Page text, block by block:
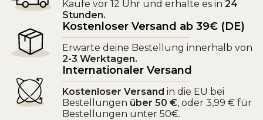
Kaufe vor 12 Uhr und erhalte es in 24
Stunden.
Kostenloser Versand ab 39€ (DE)
Erwarte deine Bestellung innerhalb von
2-3 Werktagen.
Internationaler Versand
Kostenloser Versand in die EU bei
Bestellungen über 50 €, oder 3,99 € für
Bestellungen unter 50€.